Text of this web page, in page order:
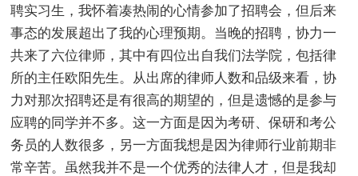
聘实习生，我怀着凑热闹的心情参加了招聘会，但后来
事态的发展超出了我的心理预期。当晚的招聘，协力一
共来了六位律师，其中有四位出自我们法学院，包括律
所的主任欧阳先生。从出席的律师人数和品级来看，协
力对那次招聘还是有很高的期望的，但是遗憾的是参与
应聘的同学并不多。这一方面是因为考研、保研和考公
务员的人数很多，另一方面我想是因为律师行业前期非
常辛苦。虽然我并不是一个优秀的法律人才，但是我却